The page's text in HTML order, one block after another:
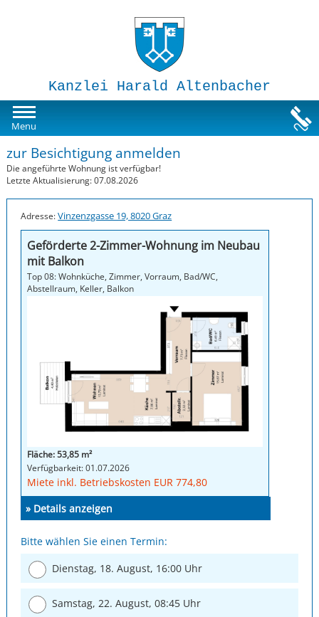
Kanzlei Harald Altenbacher
Menu
Susi-Sorglos Anlegerwohnungen
Impressum
zur Besichtigung anmelden
Die angeführte Wohnung ist verfügbar!
Letzte Aktualisierung: 07.08.2026
Adresse:Vinzenzgasse 19, 8020 Graz
Geförderte 2-Zimmer-Wohnung im Neubau
mit Balkon
Top 08: Wohnküche, Zimmer, Vorraum, Bad/WC,
Abstellraum, Keller, Balkon
Fläche: 53,85 m²
Verfügbarkeit: 01.07.2026
Miete inkl. Betriebskosten EUR 774,80
» Details anzeigen
Bitte wählen Sie einen Termin:
Dienstag, 18. August, 16:00 Uhr
Samstag, 22. August, 08:45 Uhr